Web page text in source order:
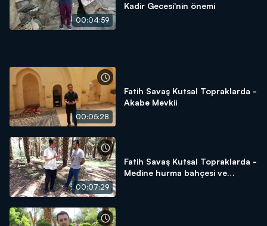
00:04:59
Kadir Gecesi'nin önemi
00:05:28
Fatih Savaş Kutsal Topraklarda -
Akabe Mevkii
00:07:29
Fatih Savaş Kutsal Topraklarda -
Medine hurma bahçesi ve